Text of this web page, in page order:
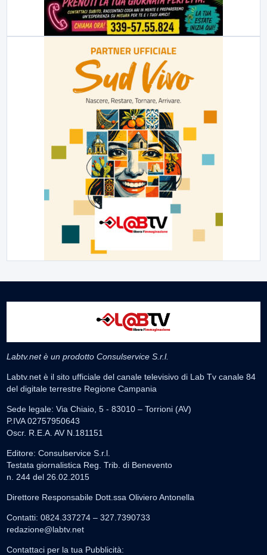
Labtv.net è un prodotto Consulservice S.r.l.
Labtv.net è il sito ufficiale del canale televisivo di Lab Tv canale 84
del digitale terrestre Regione Campania
Sede legale: Via Chiaio, 5 - 83010 – Torrioni (AV)
P.IVA 02757950643
Oscr. R.E.A. AV N.181151
Editore: Consulservice S.r.l.
Testata giornalistica Reg. Trib. di Benevento
n. 244 del 26.02.2015
Direttore Responsabile Dott.ssa Oliviero Antonella
Contatti: 0824.337274 – 327.7390733
redazione@labtv.net
Contattaci per la tua Pubblicità: